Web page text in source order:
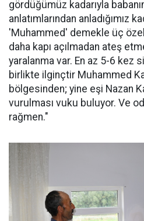
gördüğümüz kadarıyla
anlatımlarından anladığımız
'Muhammed' demekle üç
daha kapı açılmadan ateş
yaralanma var. En az 5-6 kez
birlikte ilginçtir Muhammed
bölgesinden; yine eşi Nazan
vurulması vuku buluyor. Ve
rağmen."